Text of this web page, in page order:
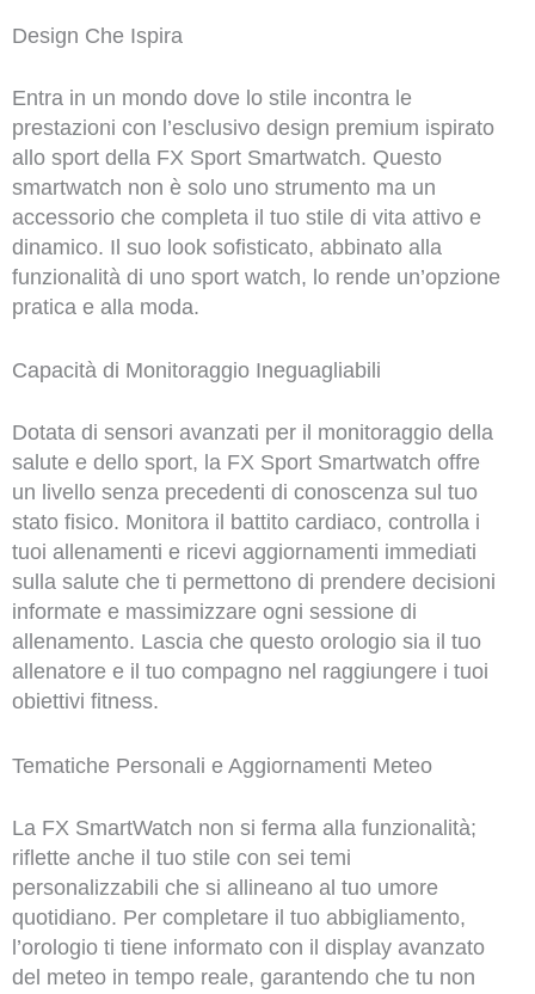
Design Che Ispira
Entra in un mondo dove lo stile incontra le
prestazioni con l’esclusivo design premium ispirato
allo sport della FX Sport Smartwatch. Questo
smartwatch non è solo uno strumento ma un
accessorio che completa il tuo stile di vita attivo e
dinamico. Il suo look sofisticato, abbinato alla
funzionalità di uno sport watch, lo rende un’opzione
pratica e alla moda.
Capacità di Monitoraggio Ineguagliabili
Dotata di sensori avanzati per il monitoraggio della
salute e dello sport, la FX Sport Smartwatch offre
un livello senza precedenti di conoscenza sul tuo
stato fisico. Monitora il battito cardiaco, controlla i
tuoi allenamenti e ricevi aggiornamenti immediati
sulla salute che ti permettono di prendere decisioni
informate e massimizzare ogni sessione di
allenamento. Lascia che questo orologio sia il tuo
allenatore e il tuo compagno nel raggiungere i tuoi
obiettivi fitness.
Tematiche Personali e Aggiornamenti Meteo
La FX SmartWatch non si ferma alla funzionalità;
riflette anche il tuo stile con sei temi
personalizzabili che si allineano al tuo umore
quotidiano. Per completare il tuo abbigliamento,
l’orologio ti tiene informato con il display avanzato
del meteo in tempo reale, garantendo che tu non